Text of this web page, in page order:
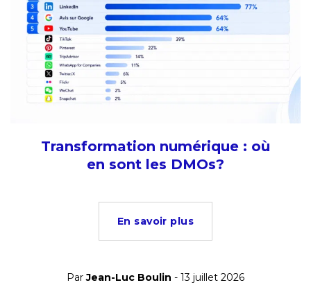
Transformation numérique : où
en sont les DMOs?
En savoir plus
ParJean-Luc Boulin - 13 juillet 2026